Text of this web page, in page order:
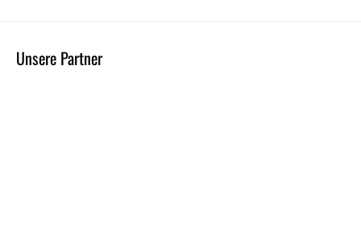
Unsere Partner